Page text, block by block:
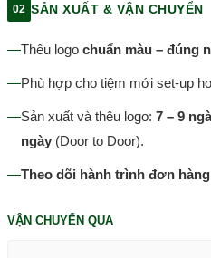
02 SẢN XUẤT & VẬN CHUYỂN
—Thêu logo chuẩn màu – đúng
—Phù hợp cho tiệm mới set-up
—Sản xuất và thêu logo: 7 – 9
ngày (Door to Door).
—Theo dõi hành trình đơn hàng
VẬN CHUYỂN QUA